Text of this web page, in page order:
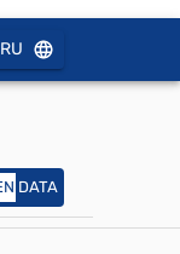
RU
DATA